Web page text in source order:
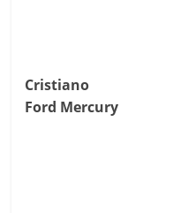
Cristiano
Ford Mercury